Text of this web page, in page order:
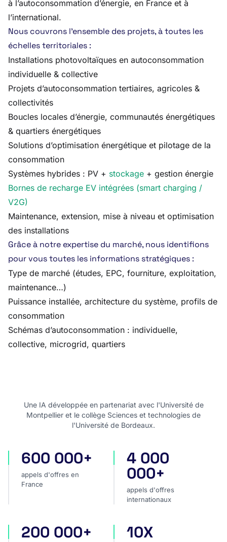
à l’autoconsommation d’énergie, en France et à
l’international.
Nous couvrons l’ensemble des projets, à toutes les
échelles territoriales :
Installations photovoltaïques en autoconsommation
individuelle & collective
Projets d’autoconsommation tertiaires, agricoles &
collectivités
Boucles locales d’énergie, communautés énergétiques
& quartiers énergétiques
Solutions d’optimisation énergétique et pilotage de la
consommation
Systèmes hybrides : PV + stockage + gestion énergie
Bornes de recharge EV intégrées (smart charging /
V2G)
Maintenance, extension, mise à niveau et optimisation
des installations
Grâce à notre expertise du marché, nous identifions
pour vous toutes les informations stratégiques :
Type de marché (études, EPC, fourniture, exploitation,
maintenance…)
Puissance installée, architecture du système, profils de
consommation
Schémas d’autoconsommation : individuelle,
collective, microgrid, quartiers
Une IA développée en partenariat avec l'Université de
Montpellier et le collège Sciences et technologies de
l'Université de Bordeaux.
appels d'offres en France
600 000+
appels d'offres en
France
appels d'offres
4 000
000+
appels d'offres
internationaux
projets privés
200 000+ plus rapide pour analyser
10X